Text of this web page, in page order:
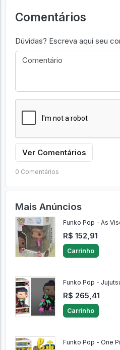
Comentários
Dúvidas? Escreva aqui seu
Ver Comentários
0 Comentários
Mais Anúncios
Funko Pop - As
R$ 152,91
Carrinho
Funko Pop -
R$ 265,41
Carrinho
Funko Pop - One